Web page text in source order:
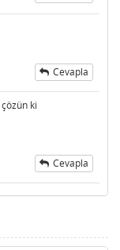
Cevapla
ki
Cevapla